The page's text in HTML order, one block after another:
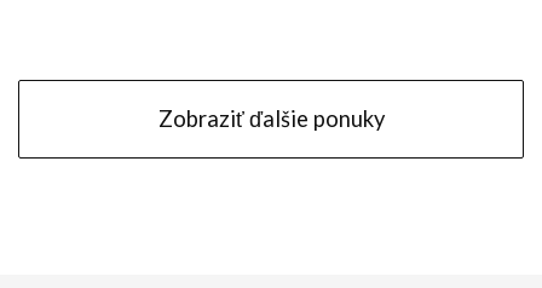
Zobraziť ďalšie ponuky